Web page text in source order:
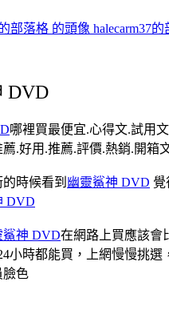
halecarm37
DVD
哪裡買最便宜.心得文.試用
.好用.推薦.評價.熱銷.開箱
時候看到 幽靈鯊神 DVD 覺
DVD
鯊神 DVD在網路上買應該會
小時都能買，上網慢慢挑選
臉色